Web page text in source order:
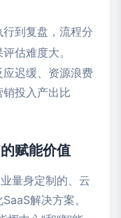
到复盘，流程分
估难度大。
迟缓、资源浪费
投入产出比
赋能价值
量身定制的、云
解决方案。